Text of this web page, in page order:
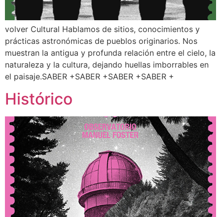
volver Cultural Hablamos de sitios, conocimientos y
prácticas astronómicas de pueblos originarios. Nos
muestran la antigua y profunda relación entre el cielo, la
naturaleza y la cultura, dejando huellas imborrables en
el paisaje.SABER +SABER +SABER +SABER +
Histórico